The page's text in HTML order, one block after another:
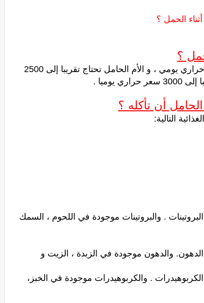
الحمل ؟
؟
المرأة غير الحامل تحتاج تقريبا إلى 2100 سعر حراري يومي ، و الأم الحامل تحتاج تقريبا إلى 2500
يوميا .
أن تأكله ؟
التالية:
من البروتينات . والبروتينات موجودة في اللحوم ، السمك
من الدهون. والدهون موجودة في الزبدة ، الزيت و
من الكربوهيدرات . والكربوهيدرات موجودة في الخبز،